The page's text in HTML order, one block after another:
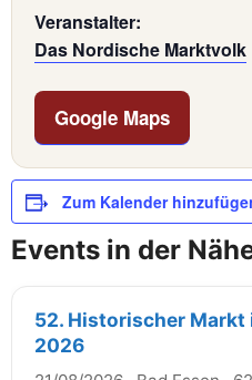
Veranstalter:
Das Nordische Marktvolk
Google Maps
Zum Kalender
Events in der
52. Historischer Markt
2026